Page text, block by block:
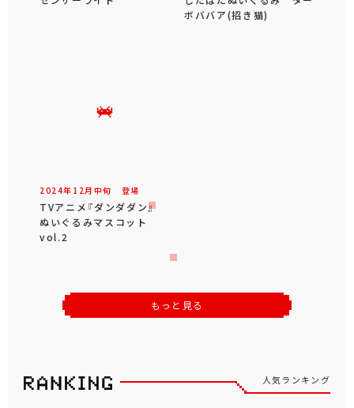
ボババア(招き猫)
2024年 12 月 中旬 登場
TVアニメ『ダンダダン』
ぬいぐるみマスコット
vol.2
もっと見る
人気ランキング